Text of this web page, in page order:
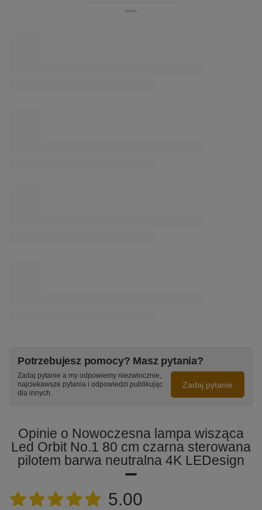
Potrzebujesz pomocy? Masz pytania?
Zadaj pytanie a my odpowiemy niezwłocznie,
najciekawsze pytania i odpowiedzi publikując
dla innych.
Zadaj pytanie
Opinie o Nowoczesna lampa wisząca
Led Orbit No.1 80 cm czarna sterowana
pilotem barwa neutralna 4K LEDesign
5.00